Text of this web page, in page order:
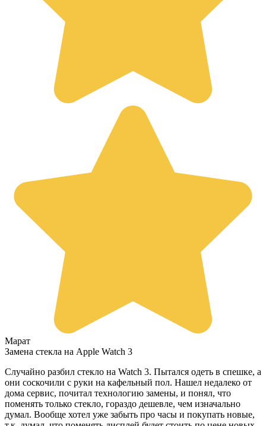
Марат
Замена стекла на Apple Watch 3
Случайно разбил стекло на Watch 3. Пытался одеть в спешке, а
они соскочили с руки на кафельный пол. Нашел недалеко от
дома сервис, почитал технологию замены, и понял, что
поменять только стекло, гораздо дешевле, чем изначально
думал. Вообще хотел уже забыть про часы и покупать новые,